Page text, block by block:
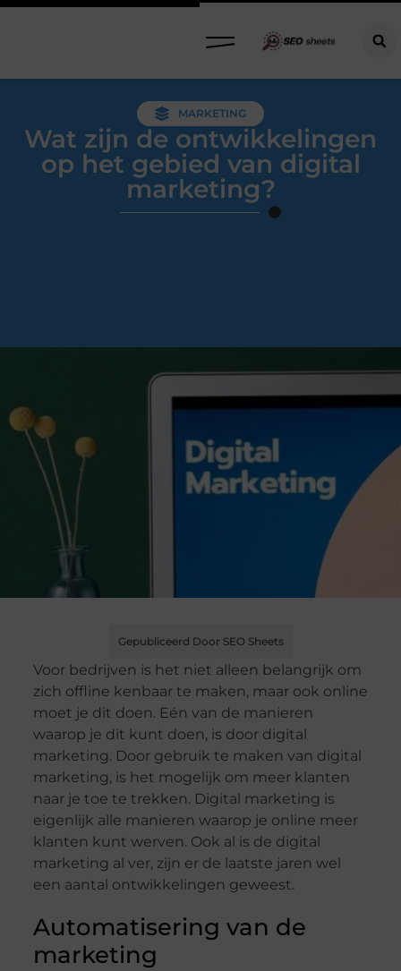
MARKETING
Wat zijn de ontwikkelingen
op het gebied van digital
marketing?
Gepubliceerd Door SEO Sheets
Voor bedrijven is het niet alleen belangrijk om
zich offline kenbaar te maken, maar ook online
moet je dit doen. Eén van de manieren
waarop je dit kunt doen, is door digital
marketing. Door gebruik te maken van digital
marketing, is het mogelijk om meer klanten
naar je toe te trekken. Digital marketing is
eigenlijk alle manieren waarop je online meer
klanten kunt werven. Ook al is de digital
marketing al ver, zijn er de laatste jaren wel
een aantal ontwikkelingen geweest.
Automatisering van de
marketing